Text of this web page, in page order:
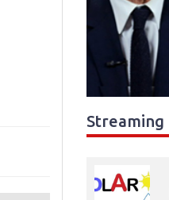
Streaming